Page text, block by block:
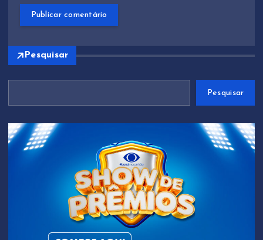
Pesquisar
Pesquisar